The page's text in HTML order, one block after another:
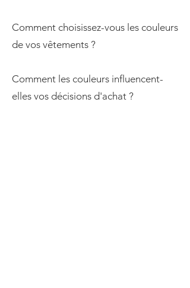
Comment choisissez-vous les couleurs
de vos vêtements ?
Comment les couleurs influencent-
elles vos décisions d'achat ?